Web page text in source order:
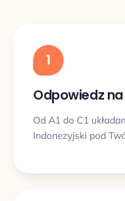
1
Odpowiedz
Od A1 do C1
Indonezyjski pod